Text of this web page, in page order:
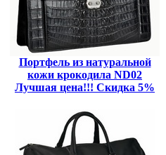
Портфель из натуральной
кожи крокодила ND02
Лучшая цена!!! Скидка 5%